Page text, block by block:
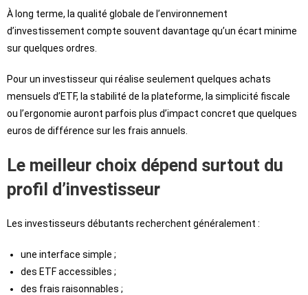
À long terme, la qualité globale de l’environnement
d’investissement compte souvent davantage qu’un écart minime
sur quelques ordres.
Pour un investisseur qui réalise seulement quelques achats
mensuels d’ETF, la stabilité de la plateforme, la simplicité fiscale
ou l’ergonomie auront parfois plus d’impact concret que quelques
euros de différence sur les frais annuels.
Le meilleur choix dépend surtout du
profil d’investisseur
Les investisseurs débutants recherchent généralement :
une interface simple ;
des ETF accessibles ;
des frais raisonnables ;